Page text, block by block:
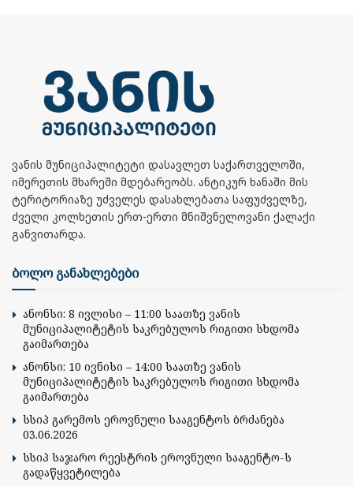
ვანის მუნიციპალიტეტი დასავლეთ საქართველოში,
იმერეთის მხარეში მდებარეობს. ანტიკურ ხანაში მის
ტერიტორიაზე უძველეს დასახლებათა საფუძველზე,
ძველი კოლხეთის ერთ-ერთი მნიშვნელოვანი ქალაქი
განვითარდა.
ბოლო განახლებები
ანონსი: 8 ივლისი – 11:00 საათზე ვანის
მუნიციპალიტეტის საკრებულოს რიგითი სხდომა
გაიმართება
ანონსი: 10 ივნისი – 14:00 საათზე ვანის
მუნიციპალიტეტის საკრებულოს რიგითი სხდომა
გაიმართება
სსიპ გარემოს ეროვნული სააგენტოს ბრძანება
03.06.2026
სსიპ საჯარო რეესტრის ეროვნული სააგენტო-ს
გადაწყვეტილება